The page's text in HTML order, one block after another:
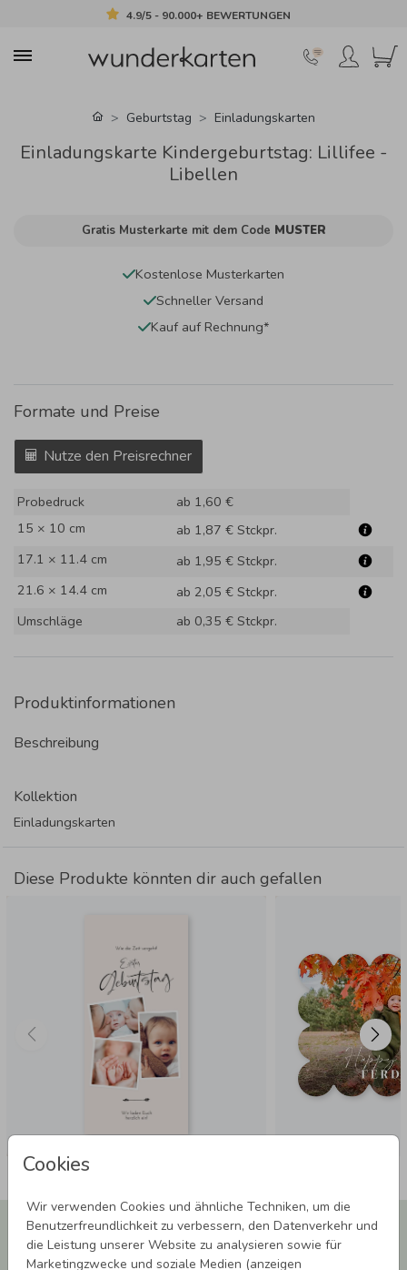
4.9/5 - 90.000+ BEWERTUNGEN
Cookies
Wir verwenden Cookies und ähnliche Techniken, um die
Benutzerfreundlichkeit zu verbessern, den Datenverkehr und
die Leistung unserer Website zu analysieren sowie für
Marketingzwecke und soziale Medien (anzeigen
Geburtstag Einladungskarten
Einladungskarte Kindergeburtstag: Lillifee -
Libellen
Gratis Musterkarte mit dem Code MUSTER
Kostenlose Musterkarten
Schneller Versand
Kauf auf Rechnung*
Formate und Preise
Nutze den Preisrechner
Probedruck
ab 1,60 €
15 × 10 cm
ab 1,87 € Stckpr.
17.1 × 11.4 cm
ab 1,95 € Stckpr.
21.6 × 14.4 cm
ab 2,05 € Stckpr.
Umschläge
ab 0,35 € Stckpr.
Produktinformationen
Beschreibung
Kollektion
Einladungskarten
Diese Produkte könnten dir auch gefallen
Newsletter abonnieren und 5,00 € Rabatt**
sichern!